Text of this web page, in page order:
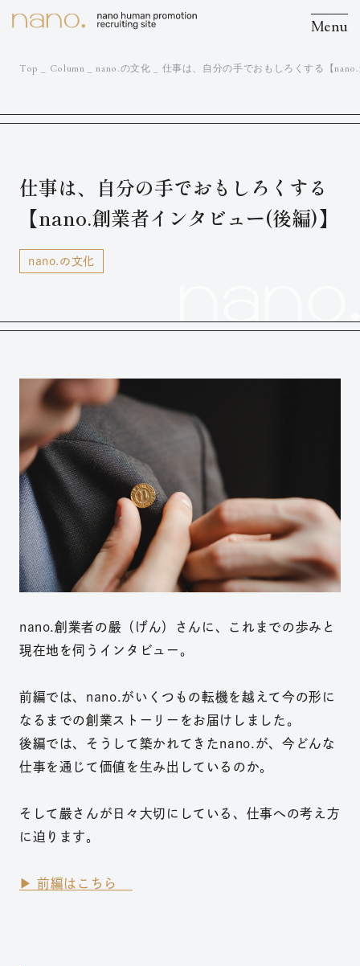
Menu
Top Column _nano.の文化 仕事は、自分の手でおもしろくする【
仕事は、自分の手でおもしろくする
【nano.創業者インタビュー(後編)】
nano.の文化
nano.創業者の嚴（げん）さんに、これまでの歩みと
現在地を伺うインタビュー。
前編では、nano.がいくつもの転機を越えて今の形に
なるまでの創業ストーリーをお届けしました。
後編では、そうして築かれてきたnano.が、今どんな
仕事を通じて価値を生み出しているのか。
そして嚴さんが日々大切にしている、仕事への考え方
に迫ります。
▶︎ 前編はこちら